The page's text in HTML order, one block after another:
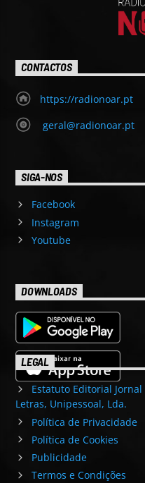
CONTACTOS
https://radionoar.pt
geral@radionoar.pt
SIGA-NOS
Facebook
Instagram
Youtube
DOWNLOADS
LEGAL
Estatuto Editorial
Letras, Unipessoal, Lda.
Política de Privacidade
Política de Cookies
Publicidade
Termos e Condições